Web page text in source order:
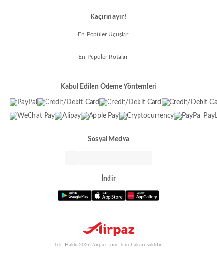
Kaçırmayın!
En Popüler Uçuşlar
En Popüler Rotalar
Kabul Edilen Ödeme Yöntemleri
Sosyal Medya
İndir
Telif Hakkı 2026 Airpaz.com. Tüm hakları saklıdır.